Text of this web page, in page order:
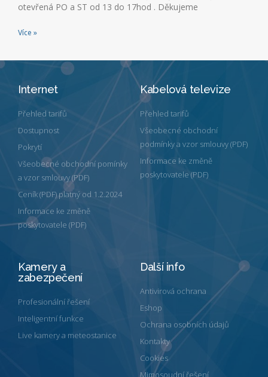
otevřená PO a ST od 13 do 17hod . Děkujeme
Více »
Internet
Přehled tarifů
Dostupnost
Pokrytí
Všeobecné obchodní pomínky
a vzor smlouvy (PDF)
Ceník (PDF) platný od 1.2.2024
Informace ke změně
poskytovatele (PDF)
Kabelová televize
Přehled tarifů
Všeobecné obchodní
podmínky a vzor smlouvy (PDF)
Informace ke změně
poskytovatele (PDF)
Kamery a
zabezpečení
Profesionální řešení
Inteligentní funkce
Live kamery a meteostanice
Další info
Antivirová ochrana
Eshop
Ochrana osobních údajů
Kontakty
Cookies
Mimosoudní řešení